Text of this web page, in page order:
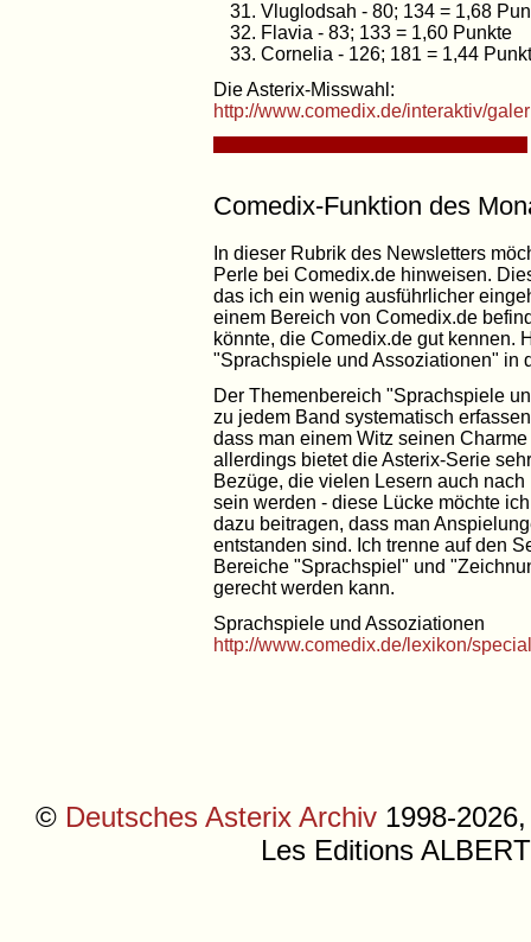
Vluglodsah - 80; 134 = 1,68
Flavia - 83; 133 = 1,60 Punkte
Cornelia - 126; 181 = 1,44
Die Asterix-Misswahl:
http://www.comedix.de/interaktiv/
Comedix-Funktion des
In dieser Rubrik des Newsletters
Perle bei Comedix.de hinweisen.
das ich ein wenig ausführlicher
einem Bereich von Comedix.de
könnte, die Comedix.de gut kennen.
"Sprachspiele und Assoziationen" in
Der Themenbereich "Sprachspiele
zu jedem Band systematisch
dass man einem Witz seinen
allerdings bietet die Asterix-Serie
Bezüge, die vielen Lesern auch
sein werden - diese Lücke möchte
dazu beitragen, dass man
entstanden sind. Ich trenne auf den
Bereiche "Sprachspiel" und
gerecht werden kann.
Sprachspiele und Assoziationen
http://www.comedix.de/lexikon/
© Deutsches Asterix Archiv 1998-
Les Editions